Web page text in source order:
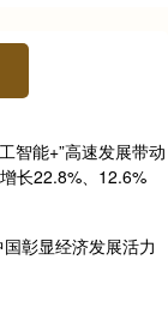
智能+”高速发展带动
长22.8%、12.6%
彰显经济发展活力